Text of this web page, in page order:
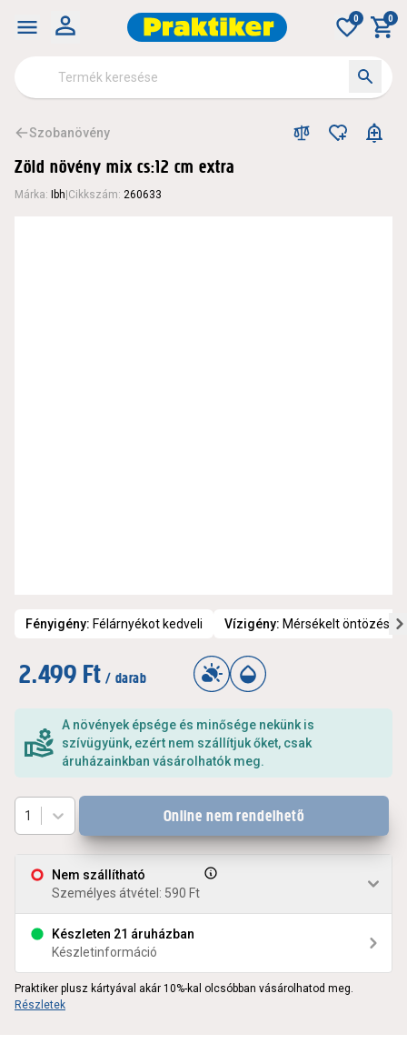
0 0
Szobanövény
Zöld növény mix cs:12 cm extra
Márka: Ibh Cikkszám: 260633
Fényigény: Félárnyékot kedveli Vízigény: Mérsékelt öntözést
2.499 Ft / darab
A növények épsége és minősége nekünk is
szívügyünk, ezért nem szállítjuk őket, csak
áruházainkban vásárolhatók meg.
Nem szállítható
Személyes átvétel: 590 Ft
Készleten 21 áruházban
Készletinformáció
1 Online nem rendelhető
Praktiker plusz kártyával akár 10%-kal olcsóbban vásárolhatod meg.
Részletek